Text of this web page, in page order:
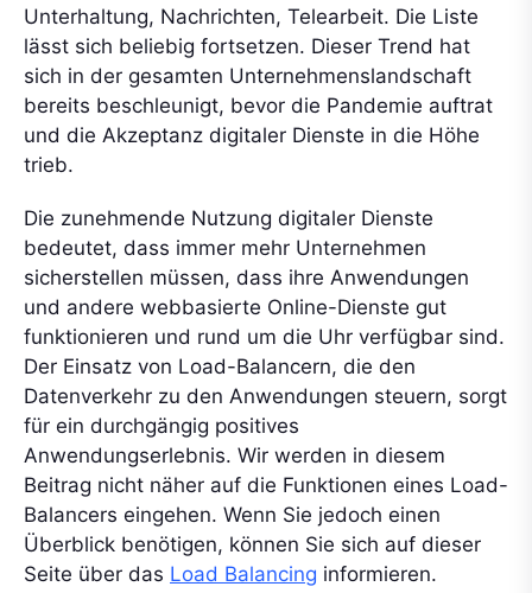
Unterhaltung, Nachrichten, Telearbeit. Die Liste
lässt sich beliebig fortsetzen. Dieser Trend hat
sich in der gesamten Unternehmenslandschaft
bereits beschleunigt, bevor die Pandemie auftrat
und die Akzeptanz digitaler Dienste in die Höhe
trieb.
Die zunehmende Nutzung digitaler Dienste
bedeutet, dass immer mehr Unternehmen
sicherstellen müssen, dass ihre Anwendungen
und andere webbasierte Online-Dienste gut
funktionieren und rund um die Uhr verfügbar sind.
Der Einsatz von Load-Balancern, die den
Datenverkehr zu den Anwendungen steuern, sorgt
für ein durchgängig positives
Anwendungserlebnis. Wir werden in diesem
Beitrag nicht näher auf die Funktionen eines Load-
Balancers eingehen. Wenn Sie jedoch einen
Überblick benötigen, können Sie sich auf dieser
Seite über das Load Balancing informieren.